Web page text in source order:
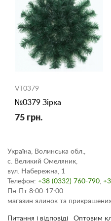
VT0379
№0379 Зірка
75 грн.
Україна, Волинська обл.,
с. Великий Омеляник,
вул. Набережна, 1
Телефон: +38 (0332) 760-790,
Пн-Пт 8:00-17:00
магазин ялинок та
Питання і відповіді Оптовим